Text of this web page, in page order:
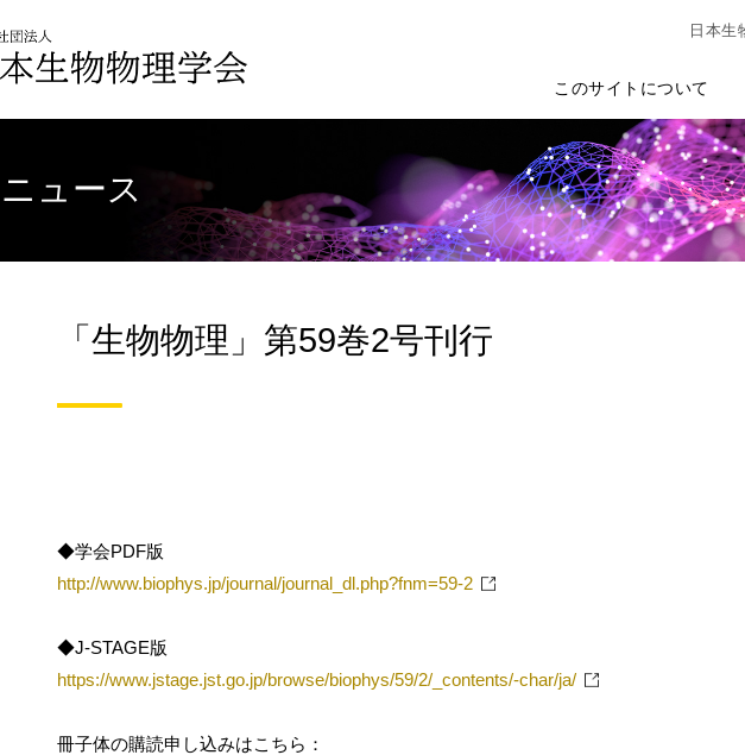
日本生
このサイトについて
ニュース
「生物物理」第59巻2号刊行
◆学会PDF版
http://www.biophys.jp/journal/journal_dl.php?fnm=59-2
◆J-STAGE版
https://www.jstage.jst.go.jp/browse/biophys/59/2/_contents/-char/ja/
冊子体の購読申し込みはこちら：